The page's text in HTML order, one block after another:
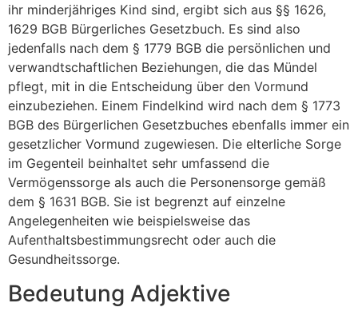
ihr minderjähriges Kind sind, ergibt sich aus §§ 1626,
1629 BGB Bürgerliches Gesetzbuch. Es sind also
jedenfalls nach dem § 1779 BGB die persönlichen und
verwandtschaftlichen Beziehungen, die das Mündel
pflegt, mit in die Entscheidung über den Vormund
einzubeziehen. Einem Findelkind wird nach dem § 1773
BGB des Bürgerlichen Gesetzbuches ebenfalls immer ein
gesetzlicher Vormund zugewiesen. Die elterliche Sorge
im Gegenteil beinhaltet sehr umfassend die
Vermögenssorge als auch die Personensorge gemäß
dem § 1631 BGB. Sie ist begrenzt auf einzelne
Angelegenheiten wie beispielsweise das
Aufenthaltsbestimmungsrecht oder auch die
Gesundheitssorge.
Bedeutung Adjektive